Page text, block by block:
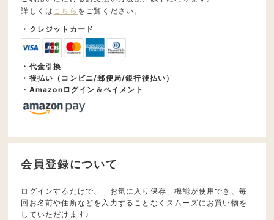
詳しくは こちら をご覧ください。
・クレジットカード
・代金引換
・後払い（コンビニ/郵便局/銀行後払い）
・Amazonログイン＆ペイメント
会員登録について
ログインするだけで、「お気に入り保存」機能が使用でき、毎
回お名前や住所などを入力することなくスムーズにお買い物を
していただけます♩